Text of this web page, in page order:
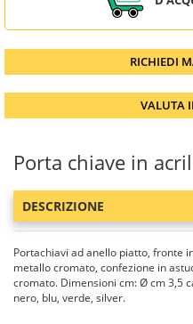
RICHIEDI
VALUTA
Porta chiave in
DESCRIZIONE
Portachiavi ad anello piatto, fronte
metallo cromato, confezione in
cromato. Dimensioni cm: Ø cm 3,5
nero, blu, verde, silver.